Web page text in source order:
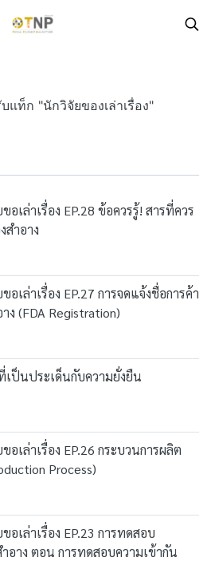
แท็ก "นักวิจัยของเล่าเรื่อง"
อเล่าเรื่อง EP.28 ข้อควรรู้! สารที่ควร
สำอาง
อเล่าเรื่อง EP.27 การจดแจ้งชื่อการค้า
ง (FDA Registration)
เป็นประเด็นกับความยั่งยืน
อเล่าเรื่อง EP.26 กระบวนการผลิต
Process)
อเล่าเรื่อง EP.23 การทดสอบ
อาง ตอน การทดสอบความเข้ากัน